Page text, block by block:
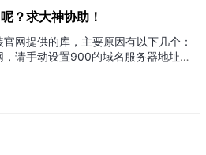
？求大神协助！
网提供的库，主要原因有以下几个：
请手动设置900的域名服务器地址；